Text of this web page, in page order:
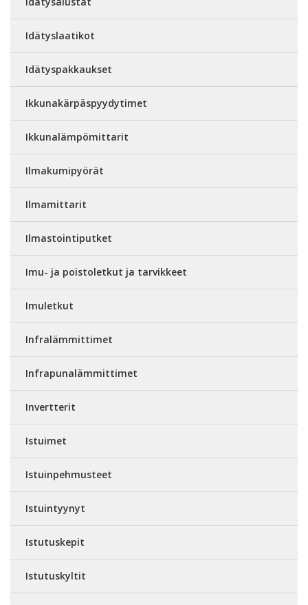
Idätyslaatikot
Idätyspakkaukset
Ikkunakärpäspyydytimet
Ikkunalämpömittarit
Ilmakumipyörät
Ilmamittarit
Ilmastointiputket
Imu- ja poistoletkut ja tarvikkeet
Imuletkut
Infralämmittimet
Infrapunalämmittimet
Invertterit
Istuimet
Istuinpehmusteet
Istuintyynyt
Istutuskepit
Istutuskyltit